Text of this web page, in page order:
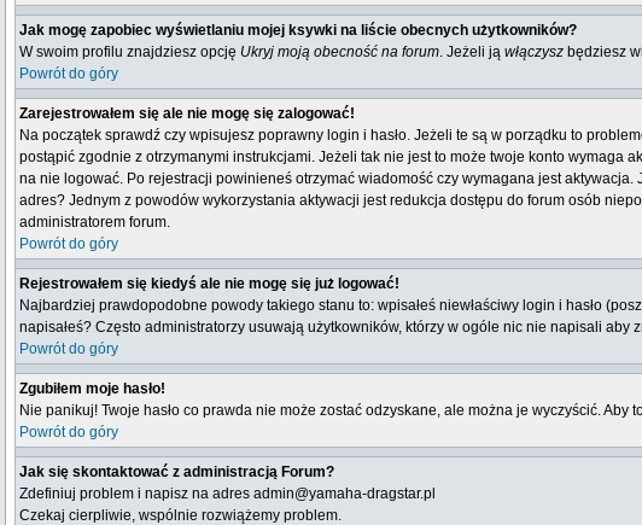
Jak mogę zapobiec wyświetlaniu mojej ksywki na liście obecnych użytkowników?
W swoim profilu znajdziesz opcję Ukryj moją obecność na forum. Jeżeli ją włączysz będziesz
Powrót do góry
Zarejestrowałem się ale nie mogę się zalogować!
Na początek sprawdź czy wpisujesz poprawny login i hasło. Jeżeli te są w porządku to
postąpić zgodnie z otrzymanymi instrukcjami. Jeżeli tak nie jest to może twoje konto wymaga
na nie logować. Po rejestracji powinieneś otrzymać wiadomość czy wymagana jest
adres? Jednym z powodów wykorzystania aktywacji jest redukcja dostępu do forum osób
administratorem forum.
Powrót do góry
Rejestrowałem się kiedyś ale nie mogę się już logować!
Najbardziej prawdopodobne powody takiego stanu to: wpisałeś niewłaściwy login i hasło
napisałeś? Często administratorzy usuwają użytkowników, którzy w ogóle nic nie napisali
Powrót do góry
Zgubiłem moje hasło!
Nie panikuj! Twoje hasło co prawda nie może zostać odzyskane, ale można je wyczyścić. Aby
Powrót do góry
Jak się skontaktować z administracją Forum?
Zdefiniuj problem i napisz na adres admin@yamaha-dragstar.pl
Czekaj cierpliwie, wspólnie rozwiążemy problem.